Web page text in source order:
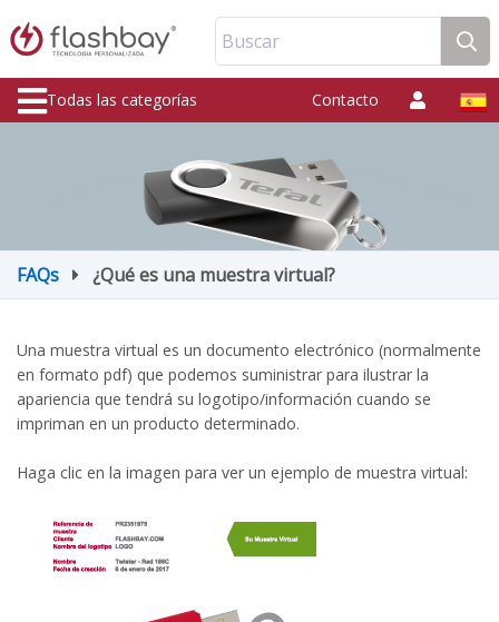
Buscar
Todas las categorías Contacto
FAQs ¿Qué es una muestra virtual?
Una muestra virtual es un documento electrónico (normalmente
en formato pdf) que podemos suministrar para ilustrar la
apariencia que tendrá su logotipo/información cuando se
impriman en un producto determinado.
Haga clic en la imagen para ver un ejemplo de muestra virtual: